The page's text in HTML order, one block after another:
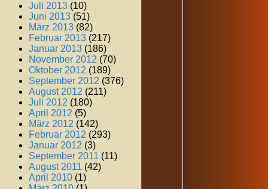
Juli 2013 (10)
Juni 2013 (51)
März 2013 (82)
Februar 2013 (217)
Januar 2013 (186)
November 2012 (70)
Oktober 2012 (189)
September 2012 (376)
August 2012 (211)
Juli 2012 (180)
April 2012 (5)
März 2012 (142)
Februar 2012 (293)
Januar 2012 (3)
September 2011 (11)
August 2011 (42)
April 2010 (1)